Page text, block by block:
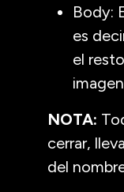
Body:
es
el
NOTA:
cerrar,
del